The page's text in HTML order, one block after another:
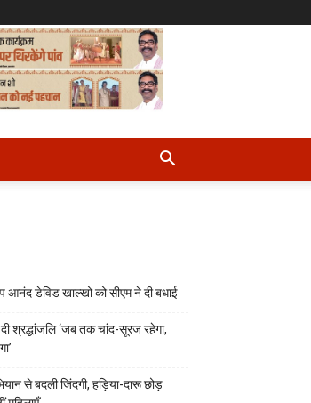
आनंद डेविड खाल्खो को सीएम ने दी बधाई
दी श्रद्धांजलि ‘जब तक चांद-सूरज रहेगा,
से बदली जिंदगी, हड़िया-दारू छोड़